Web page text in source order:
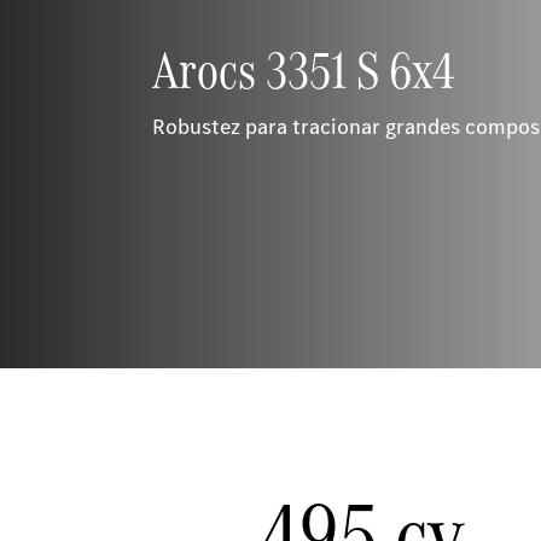
Arocs 3351 S 6x4
Robustez para tracionar grandes